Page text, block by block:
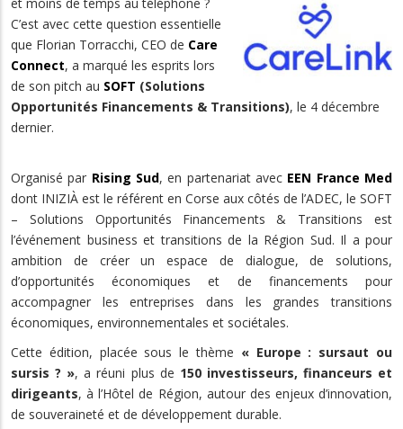
C’est avec cette question essentielle
que Florian Torracchi, CEO de Care
Connect, a marqué les esprits lors
de son pitch au SOFT (Solutions
Opportunités Financements & Transitions), le 4 décembre
dernier.
Organisé par Rising Sud, en partenariat avec EEN France Med
dont INIZIÀ est le référent en Corse aux côtés de l’ADEC, le SOFT
– Solutions Opportunités Financements & Transitions est
l’événement business et transitions de la Région Sud. Il a pour
ambition de créer un espace de dialogue, de solutions,
d’opportunités économiques et de financements pour
accompagner les entreprises dans les grandes transitions
économiques, environnementales et sociétales.
Cette édition, placée sous le thème « Europe : sursaut ou
sursis ? », a réuni plus de 150 investisseurs, financeurs et
dirigeants, à l’Hôtel de Région, autour des enjeux d’innovation,
de souveraineté et de développement durable.